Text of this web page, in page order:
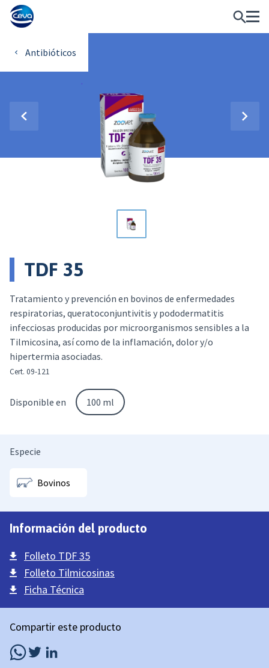
Antibióticos
TDF 35
Tratamiento y prevención en bovinos de enfermedades
respiratorias, queratoconjuntivitis y pododermatitis
infecciosas producidas por microorganismos sensibles a la
Tilmicosina, así como de la inflamación, dolor y/o
hipertermia asociadas.
Cert. 09-121
Disponible en 100 ml
Especie
Bovinos
Información del producto
Folleto TDF 35
Folleto Tilmicosinas
Ficha Técnica
Compartir este producto